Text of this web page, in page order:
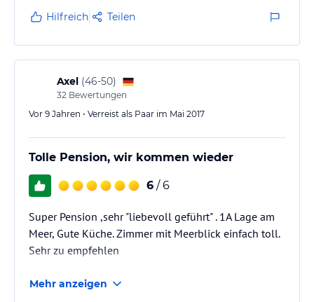
Deutsch, so dass uns im weiteren Urlaub auch der
eine oder andere Reise- oder Wandertipp auf Deutsch
gegeben werden konnte.
Das Hotel befindet sich direkt am Strand. Man
frühstückt / diniert praktisch direkt am Strand mit
einem…
Hilfreich Teilen
Axel (46-50)
32 Bewertungen
Vor 9 Jahren • Verreist als Paar im Mai 2017
Tolle Pension, wir kommen wieder
6 / 6
Super Pension ,sehr "liebevoll geführt" . 1A Lage am
Meer, Gute Küche. Zimmer mit Meerblick einfach toll.
Sehr zu empfehlen
Mehr anzeigen